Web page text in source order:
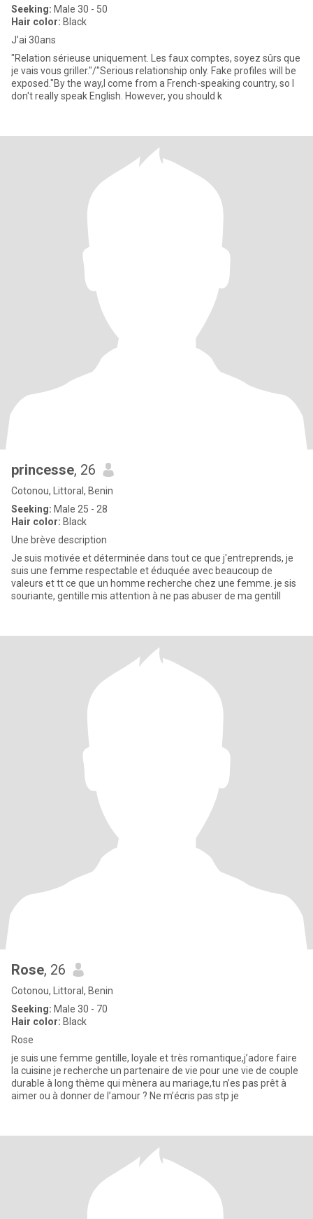
Seeking: Male 30 - 50
Hair color: Black
J’ai 30ans
"Relation sérieuse uniquement. Les faux comptes, soyez sûrs que
je vais vous griller."/"Serious relationship only. Fake profiles will be
exposed."By the way,I come from a French-speaking country, so I
don't really speak English. However, you should k
princesse, 26
Cotonou, Littoral, Benin
Seeking: Male 25 - 28
Hair color: Black
Une brève description
Je suis motivée et déterminée dans tout ce que j'entreprends, je
suis une femme respectable et éduquée avec beaucoup de
valeurs et tt ce que un homme recherche chez une femme. je sis
souriante, gentille mis attention à ne pas abuser de ma gentill
Rose, 26
Cotonou, Littoral, Benin
Seeking: Male 30 - 70
Hair color: Black
Rose
je suis une femme gentille, loyale et très romantique,j’adore faire
la cuisine je recherche un partenaire de vie pour une vie de couple
durable à long thème qui mènera au mariage,tu n’es pas prêt à
aimer ou à donner de l’amour ? Ne m’écris pas stp je